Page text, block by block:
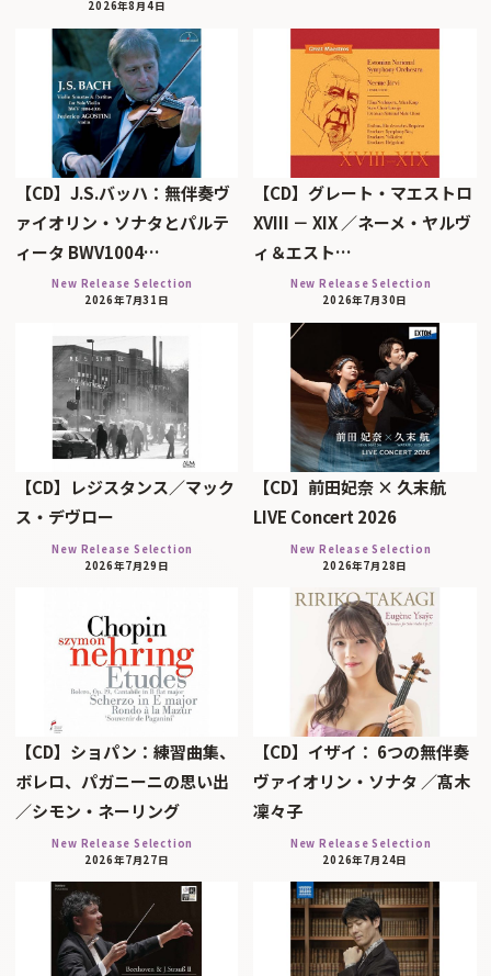
2026年8月4日
【CD】J.S.バッハ：無伴奏ヴ
ァイオリン・ソナタとパルテ
ィータ BWV1004…
New Release Selection
2026年7月31日
【CD】グレート・マエストロ
XVIII － XIX ／ネーメ・ヤルヴ
ィ＆エスト…
New Release Selection
2026年7月30日
【CD】レジスタンス／マック
ス・デヴロー
New Release Selection
2026年7月29日
【CD】前田妃奈 × 久末航
LIVE Concert 2026
New Release Selection
2026年7月28日
【CD】ショパン：練習曲集、
ボレロ、パガニーニの思い出
／シモン・ネーリング
New Release Selection
2026年7月27日
【CD】イザイ： 6つの無伴奏
ヴァイオリン・ソナタ ／髙木
凜々子
New Release Selection
2026年7月24日